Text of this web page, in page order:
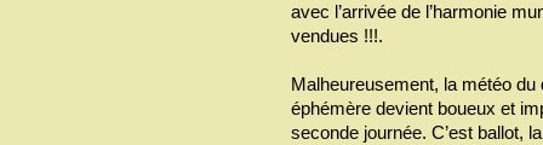
avec l’arrivée de l’harmonie
vendues !!!.
Malheureusement, la météo
éphémère devient boueux et
seconde journée. C’est ballot,